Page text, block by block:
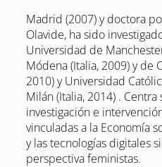
Madrid (2007) y doctora
Olavide, ha sido
Universidad de
Módena (Italia, 2009) y de
2010) y Universidad
Milán (Italia, 2014) .
investigación e
vinculadas a la Economía
y las tecnologías digitales
perspectiva feministas.